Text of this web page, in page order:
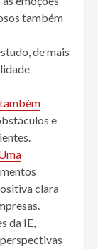
também
de mais
e
clara
da IE,